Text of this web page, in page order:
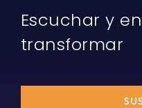
Escuchar y
transformar